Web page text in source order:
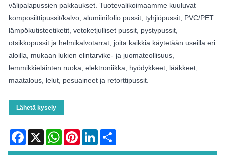
välipalapussien pakkaukset. Tuotevalikoimaamme kuuluvat
komposiittipussit/kalvo, alumiinifolio pussit, tyhjiöpussit, PVC/PET
lämpökutisteetiketit, vetoketjulliset pussit, pystypussit,
otsikkopussit ja helmikalvotarrat, joita kaikkia käytetään useilla eri
aloilla, mukaan lukien elintarvike- ja juomateollisuus,
lemmikkieläinten ruoka, elektroniikka, hyödykkeet, lääkkeet,
maatalous, lelut, pesuaineet ja retorttipussit.
Lähetä kysely
Facebook
X WhatsAppPinterestLinkedIn